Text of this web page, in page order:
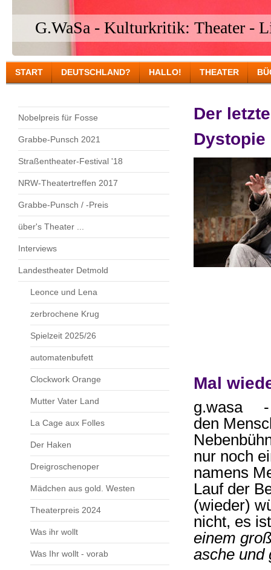
G.WaSa - Kulturkritik: Theater -
START DEUTSCHLAND? HALLO! THEATER
Nobelpreis für Fosse
Grabbe-Punsch 2021
Straßentheater-Festival '18
NRW-Theatertreffen 2017
Grabbe-Punsch / -Preis
über's Theater ...
Interviews
Landestheater Detmold
Leonce und Lena
zerbrochene Krug
Spielzeit 2025/26
automatenbufett
Clockwork Orange
Mutter Vater Land
La Cage aux Folles
Der Haken
Dreigroschenoper
Mädchen aus gold. Westen
Theaterpreis 2024
Was ihr wollt
Was Ihr wollt - vorab
Der
Dystopie
Mal
g.wasa -
den
nur noch
namens
Lauf der
(wieder)
nicht, es
einem
asche und